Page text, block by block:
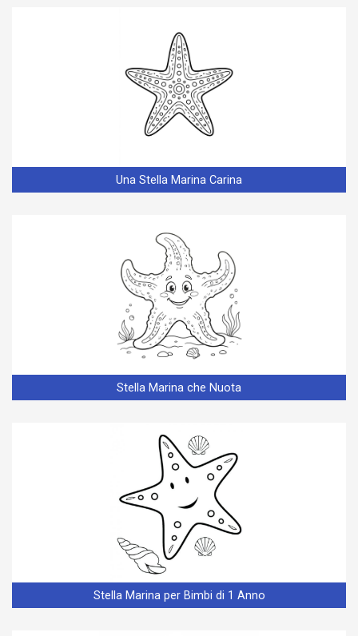
Una Stella Marina Carina
Stella Marina che Nuota
Stella Marina per Bimbi di 1 Anno